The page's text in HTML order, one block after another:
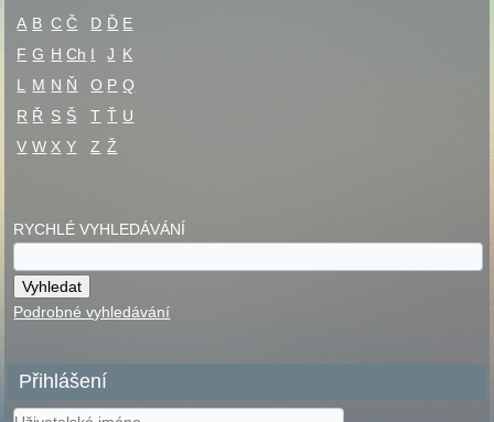
A B C Č D Ď E
F G H Ch I J K
L
M N Ň O P Q
R Ř S Š T Ť U
V W X Y Z Ž
RYCHLÉ VYHLEDÁVÁNÍ
Podrobné vyhledávání
Přihlášení